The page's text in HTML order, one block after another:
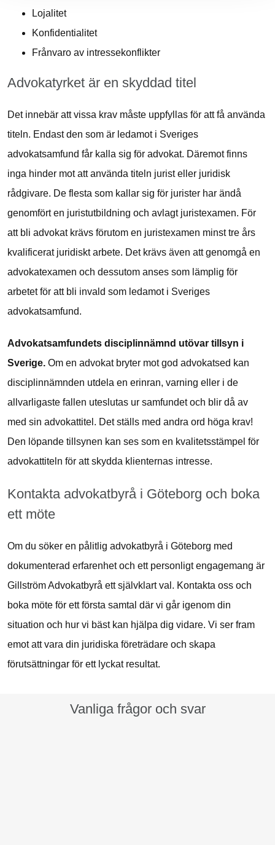
Lojalitet
Konfidentialitet
Frånvaro av intressekonflikter
Advokatyrket är en skyddad titel
Det innebär att vissa krav måste uppfyllas för att få använda
titeln. Endast den som är ledamot i Sveriges
advokatsamfund får kalla sig för advokat. Däremot finns
inga hinder mot att använda titeln jurist eller juridisk
rådgivare. De flesta som kallar sig för jurister har ändå
genomfört en juristutbildning och avlagt juristexamen. För
att bli advokat krävs förutom en juristexamen minst tre års
kvalificerat juridiskt arbete. Det krävs även att genomgå en
advokatexamen och dessutom anses som lämplig för
arbetet för att bli invald som ledamot i Sveriges
advokatsamfund.
Advokatsamfundets disciplinnämnd utövar tillsyn i
Sverige.Om en advokat bryter mot god advokatsed kan
disciplinnämnden utdela en erinran, varning eller i de
allvarligaste fallen uteslutas ur samfundet och blir då av
med sin advokattitel. Det ställs med andra ord höga krav!
Den löpande tillsynen kan ses som en kvalitetsstämpel för
advokattiteln för att skydda klienternas intresse.
Kontakta advokatbyrå i Göteborg och boka
ett möte
Om du söker en pålitlig advokatbyrå i Göteborg med
dokumenterad erfarenhet och ett personligt engagemang är
Gillström Advokatbyrå ett självklart val. Kontakta oss och
boka möte för ett första samtal där vi går igenom din
situation och hur vi bäst kan hjälpa dig vidare. Vi ser fram
emot att vara din juridiska företrädare och skapa
förutsättningar för ett lyckat resultat.
Vanliga frågor och svar